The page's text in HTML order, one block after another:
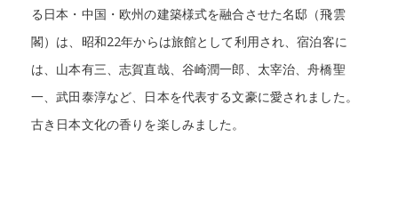
る日本・中国・欧州の建築様式を融合させた名邸（飛雲
閣）は、昭和22年からは旅館として利用され、宿泊客に
は、山本有三、志賀直哉、谷崎潤一郎、太宰治、舟橋聖
一、武田泰淳など、日本を代表する文豪に愛されました。
古き日本文化の香りを楽しみました。